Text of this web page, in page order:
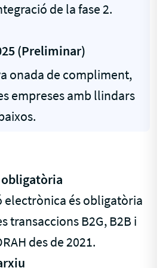
de la fase 2.
(Preliminar)
onada de compliment,
empreses amb llindars
obligatòria
electrònica és obligatòria
transaccions B2G, B2B i
des de 2021.